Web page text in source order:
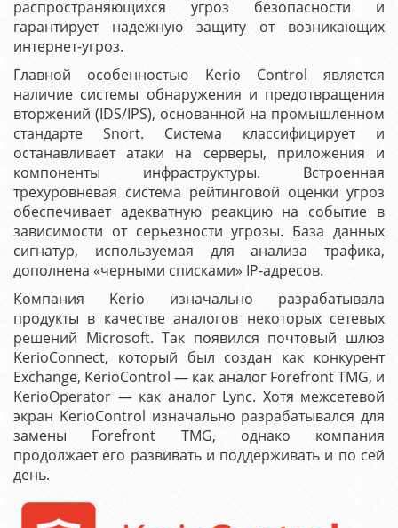
распространяющихся угроз безопасности и
гарантирует надежную защиту от возникающих
интернет-угроз.
Главной особенностью Kerio Control является
наличие системы обнаружения и предотвращения
вторжений (IDS/IPS), основанной на промышленном
стандарте Snort. Система классифицирует и
останавливает атаки на серверы, приложения и
компоненты инфраструктуры. Встроенная
трехуровневая система рейтинговой оценки угроз
обеспечивает адекватную реакцию на событие в
зависимости от серьезности угрозы. База данных
сигнатур, используемая для анализа трафика,
дополнена «черными списками» IP-адресов.
Компания Kerio изначально разрабатывала
продукты в качестве аналогов некоторых сетевых
решений Microsoft. Так появился почтовый шлюз
KerioConnect, который был создан как конкурент
Exchange, KerioControl — как аналог Forefront TMG, и
KerioOperator — как аналог Lync. Хотя межсетевой
экран KerioControl изначально разрабатывался для
замены Forefront TMG, однако компания
продолжает его развивать и поддерживать и по сей
день.